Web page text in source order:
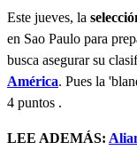
Este jueves, la
en Sao Paulo para
busca asegurar su
América. Pues la
4 puntos .
LEE ADEMÁS: